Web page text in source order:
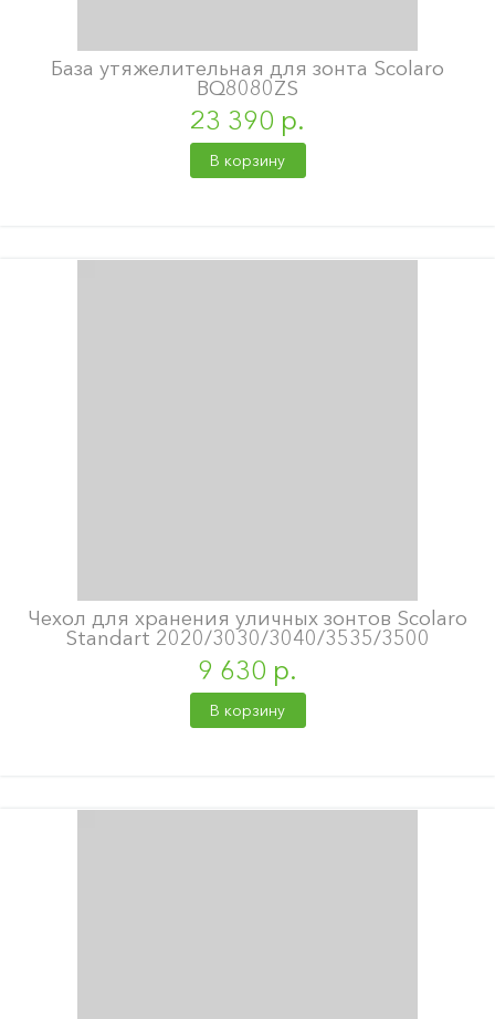
База утяжелительная для зонта Scolaro
BQ8080ZS
23 390 р.
В корзину
Чехол для хранения уличных зонтов Scolaro
Standart 2020/3030/3040/3535/3500
9 630 р.
В корзину